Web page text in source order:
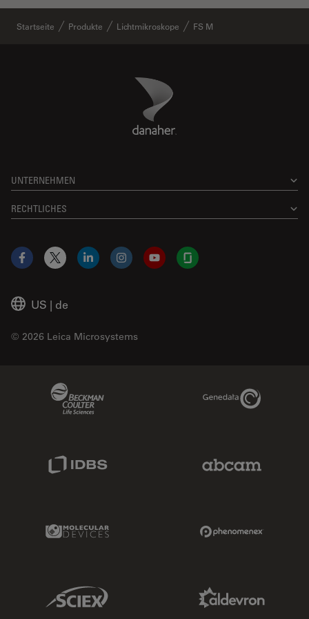
Startseite Produkte Lichtmikroskope FS M
Danaher Logo
UNTERNEHMEN
RECHTLICHES
US | de
© 2026 Leica Microsystems
Facebook
X LinkedInInstagramYouTubeGlassdoor
Genedata Link
Molecular Devices Link
Sciex Link